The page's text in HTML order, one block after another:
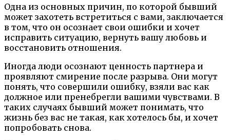
Одна из основных причин, по которой бывший
может захотеть встретиться с вами, заключается
в том, что он осознает свои ошибки и хочет
исправить ситуацию, вернуть вашу любовь и
восстановить отношения.
Иногда люди осознают ценность партнера и
проявляют смирение после разрыва. Они могут
понять, что совершили ошибку, взяли вас как
должное или пренебрегли вашими чувствами. В
таких случаях бывший может понимать, что
жизнь без вас не такая, как хотелось бы, и хочет
попробовать снова.